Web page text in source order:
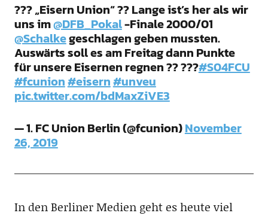
??? „Eisern Union“ ?? Lange ist’s her als wir
uns im@DFB_Pokal-Finale 2000/01
@Schalkegeschlagen geben mussten.
Auswärts soll es am Freitag dann Punkte
für unsere Eisernen regnen ?? ???#S04FCU
#fcunion#eisern#unveu
pic.twitter.com/bdMaxZiVE3
— 1. FC Union Berlin (@fcunion)November
26, 2019
In den Berliner Medien geht es heute viel